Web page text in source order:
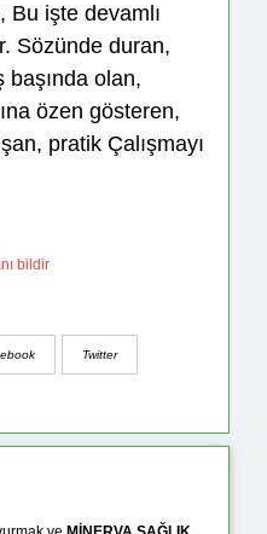
Bu işte devamlı
Sözünde duran,
başında olan,
özen gösteren,
pratik Çalışmayı
bildir
Twitter